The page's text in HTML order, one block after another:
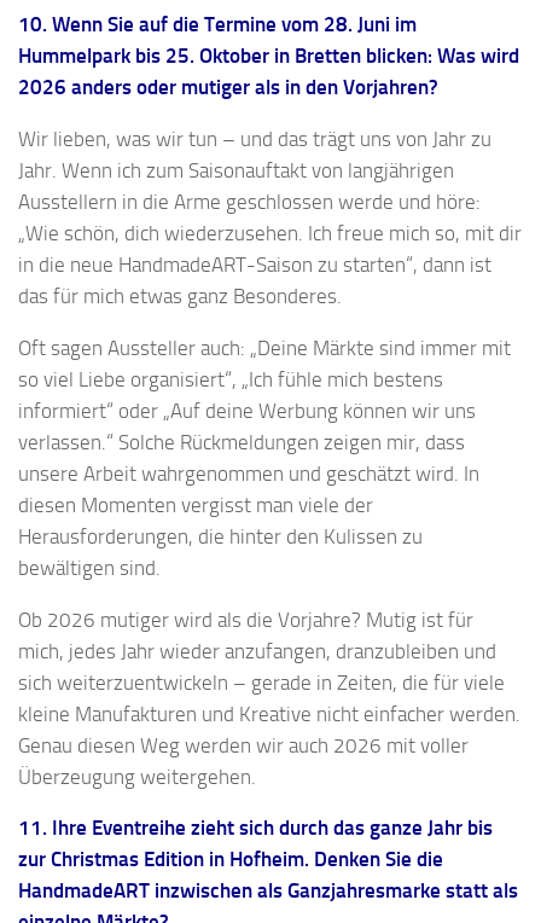
10. Wenn Sie auf die Termine vom 28. Juni im
Hummelpark bis 25. Oktober in Bretten blicken: Was wird
2026 anders oder mutiger als in den Vorjahren?
Wir lieben, was wir tun – und das trägt uns von Jahr zu
Jahr. Wenn ich zum Saisonauftakt von langjährigen
Ausstellern in die Arme geschlossen werde und höre:
„Wie schön, dich wiederzusehen. Ich freue mich so, mit dir
in die neue HandmadeART-Saison zu starten“, dann ist
das für mich etwas ganz Besonderes.
Oft sagen Aussteller auch: „Deine Märkte sind immer mit
so viel Liebe organisiert“, „Ich fühle mich bestens
informiert“ oder „Auf deine Werbung können wir uns
verlassen.“ Solche Rückmeldungen zeigen mir, dass
unsere Arbeit wahrgenommen und geschätzt wird. In
diesen Momenten vergisst man viele der
Herausforderungen, die hinter den Kulissen zu
bewältigen sind.
Ob 2026 mutiger wird als die Vorjahre? Mutig ist für
mich, jedes Jahr wieder anzufangen, dranzubleiben und
sich weiterzuentwickeln – gerade in Zeiten, die für viele
kleine Manufakturen und Kreative nicht einfacher werden.
Genau diesen Weg werden wir auch 2026 mit voller
Überzeugung weitergehen.
11. Ihre Eventreihe zieht sich durch das ganze Jahr bis
zur Christmas Edition in Hofheim. Denken Sie die
HandmadeART inzwischen als Ganzjahresmarke statt als